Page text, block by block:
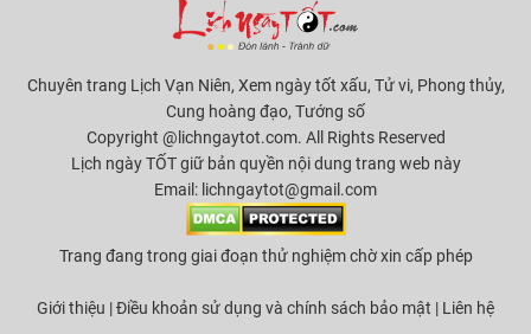
Chuyên trang Lịch Vạn Niên, Xem ngày tốt xấu, Tử vi, Phong thủy,
Cung hoàng đạo, Tướng số
Copyright @lichngaytot.com. All Rights Reserved
Lịch ngày TỐT giữ bản quyền nội dung trang web này
Email: lichngaytot@gmail.com
Trang đang trong giai đoạn thử nghiệm chờ xin cấp phép
Giới thiệu |Điều khoản sử dụng và chính sách bảo mật | Liên hệ